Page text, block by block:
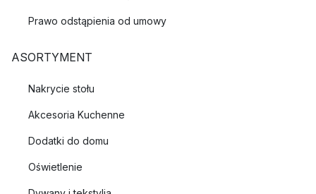
Prawo odstąpienia od umowy
ASORTYMENT
Nakrycie stołu
Akcesoria Kuchenne
Dodatki do domu
Oświetlenie